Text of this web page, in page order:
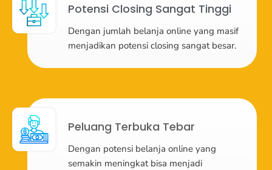
Potensi Closing Sangat Tinggi
Dengan jumlah belanja online yang masif
menjadikan potensi closing sangat besar.
Peluang Terbuka Tebar
Dengan potensi belanja online yang
semakin meningkat bisa menjadi